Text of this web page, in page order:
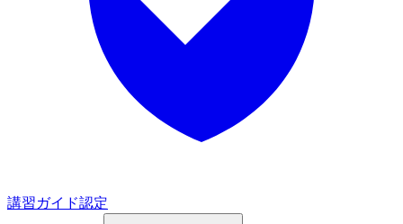
講習ガイド認定